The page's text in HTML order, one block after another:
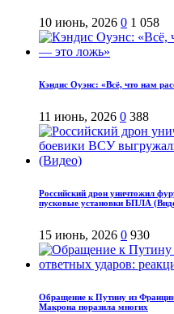
10 июнь, 2026 0 1 058
Кэндис Оуэнс: «Всё, что нам
11 июнь, 2026 0 388
Российский дрон уничтожил
пусковые установки БПЛА
15 июнь, 2026 0 930
Обращение к Путину из
Макрона поразила многих